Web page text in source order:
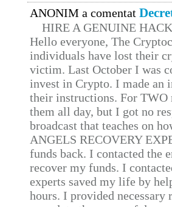
ANONIM a comentat
HIRE A GENUINE
Hello everyone, The
individuals have lost their
victim. Last October I was
invest in Crypto. I made
their instructions. For TWO
them all day, but I got no
broadcast that teaches on
ANGELS RECOVERY
funds back. I contacted the
recover my funds. I
experts saved my life by
hours. I provided